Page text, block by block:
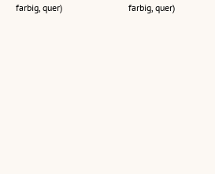
farbig, quer)
farbig, quer)